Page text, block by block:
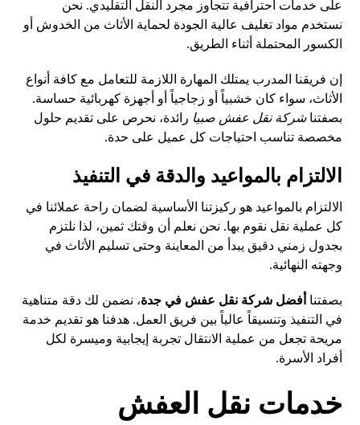
على خدمات احترافية تتجاوز مجرد النقل التقليدي. نحن
نستخدم مواد تغليف عالية الجودة لحماية الأثاث من الخدوش أو
الكسور المحتملة أثناء الطريق.
إن فريقنا المدرب يمتلك المهارة اللازمة للتعامل مع كافة أنواع
الأثاث، سواء كان خشبياً أو زجاجياً أو أجهزة كهربائية حساسة.
بصفتناشركة نقل عفش صبيا رائدة، نحرص على تقديم حلول
مخصصة تناسب احتياجات كل عميل على حدة.
الالتزام بالمواعيد والدقة في التنفيذ
الالتزام بالمواعيد هو ركيزتنا الأساسية لضمان راحة عملائنا في
كل عملية نقل نقوم بها. نحن نعلم أن وقتك ثمين، لذا نلتزم
بجدول زمني دقيق يبدأ من المعاينة وحتى تسليم الأثاث في
وجهته النهائية.
بصفتنا أفضل شركة نقل عفش في جدة، نضمن لك دقة متناهية
في التنفيذ وتنسيقاً عالياً بين فريق العمل. هدفنا هو تقديم خدمة
مريحة تجعل من عملية الانتقال تجربة إيجابية وميسرة لكل
أفراد الأسرة.
خدمات نقل العفش